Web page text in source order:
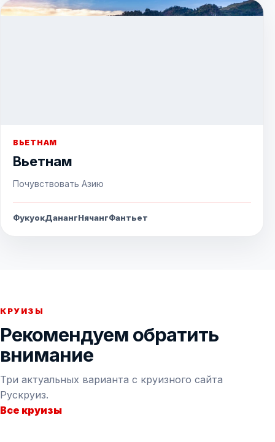
ВЬЕТНАМ
Вьетнам
Почувствовать Азию
ФукуокДанангНячангФантьет
КРУИЗЫ
Рекомендуем обратить
внимание
Три актуальных варианта с круизного сайта
Рускруиз.
Все круизы